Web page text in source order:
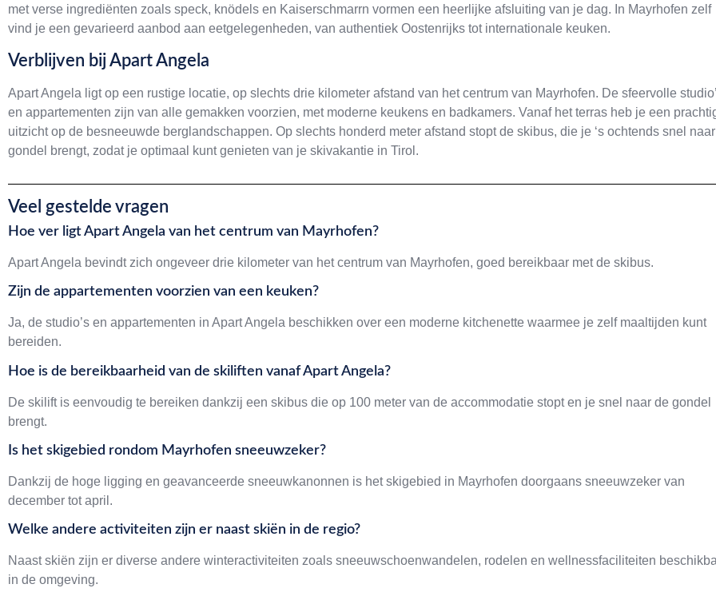
met verse ingrediënten zoals speck, knödels en Kaiserschmarrn vormen een heerlijke afsluiting van je dag. In Mayrhofen zelf
vind je een gevarieerd aanbod aan eetgelegenheden, van authentiek Oostenrijks tot internationale keuken.
Verblijven bij Apart Angela
Apart Angela ligt op een rustige locatie, op slechts drie kilometer afstand van het centrum van Mayrhofen. De sfeervolle
en appartementen zijn van alle gemakken voorzien, met moderne keukens en badkamers. Vanaf het terras heb je een
uitzicht op de besneeuwde berglandschappen. Op slechts honderd meter afstand stopt de skibus, die je ‘s ochtends snel
gondel brengt, zodat je optimaal kunt genieten van je skivakantie in Tirol.
Veel gestelde vragen
Hoe ver ligt Apart Angela van het centrum van Mayrhofen?
Apart Angela bevindt zich ongeveer drie kilometer van het centrum van Mayrhofen, goed bereikbaar met de skibus.
Zijn de appartementen voorzien van een keuken?
Ja, de studio’s en appartementen in Apart Angela beschikken over een moderne kitchenette waarmee je zelf maaltijden kunt
bereiden.
Hoe is de bereikbaarheid van de skiliften vanaf Apart Angela?
De skilift is eenvoudig te bereiken dankzij een skibus die op 100 meter van de accommodatie stopt en je snel naar de gondel
brengt.
Is het skigebied rondom Mayrhofen sneeuwzeker?
Dankzij de hoge ligging en geavanceerde sneeuwkanonnen is het skigebied in Mayrhofen doorgaans sneeuwzeker van
december tot april.
Welke andere activiteiten zijn er naast skiën in de regio?
Naast skiën zijn er diverse andere winteractiviteiten zoals sneeuwschoenwandelen, rodelen en wellnessfaciliteiten
in de omgeving.